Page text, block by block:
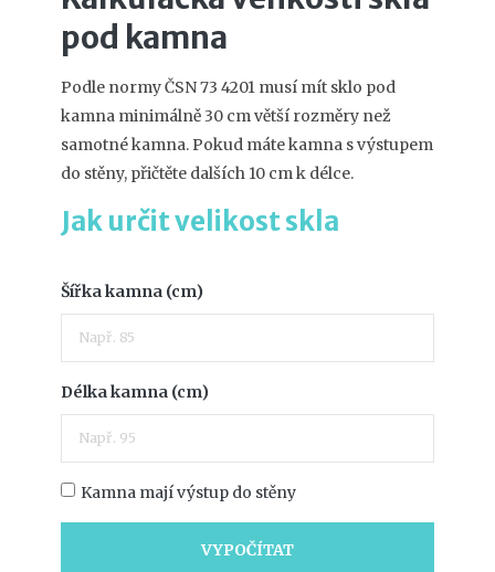
pod kamna
Jak určit velikost skla
Podle normy ČSN 73 4201 musí mít sklo pod
kamna minimálně 30 cm větší rozměry než
samotné kamna. Pokud máte kamna s výstupem
do stěny, přičtěte dalších 10 cm k délce.
Šířka kamna (cm)
Délka kamna (cm)
Kamna mají výstup do stěny
VYPOČÍTAT